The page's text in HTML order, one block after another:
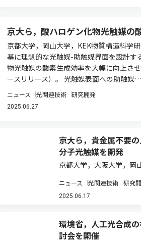
京大ら，酸ハロゲン化物光触媒の
京都大学，岡山大学，KEK物質構造科学
基に理想的な光触媒-助触媒界面を設計す
物光触媒の酸素生成効率を大幅に向上さ
ースリリース）。 光触媒表面への助触媒…
ニュース 光関連技術 研究開発
2025.06.27
京大ら，貴金属不要
分子光触媒を開発
京都大学，大阪大学，岡
光触媒を開発した（ニュ
の効率を示す指標の一つ
ニュース 光関連技術 研究
2025.06.17
環境省，人工光合成
討会を開催